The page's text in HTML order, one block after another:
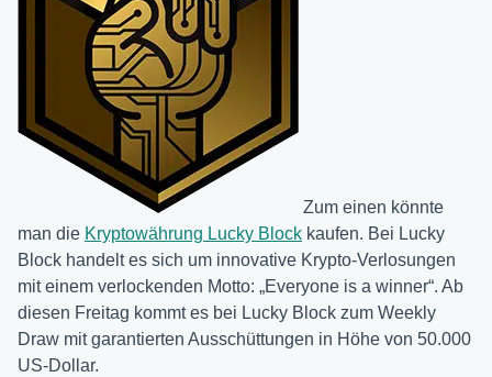
Zum einen könnte
man die Kryptowährung Lucky Block kaufen. Bei Lucky
Block handelt es sich um innovative Krypto-Verlosungen
mit einem verlockenden Motto: „Everyone is a winner“. Ab
diesen Freitag kommt es bei Lucky Block zum Weekly
Draw mit garantierten Ausschüttungen in Höhe von 50.000
US-Dollar.